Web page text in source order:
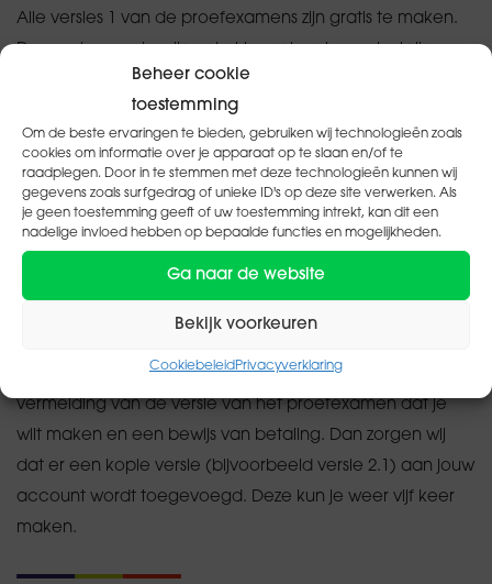
Beheer cookie
toestemming
Om de beste ervaringen te bieden, gebruiken wij technologieën zoals
cookies om informatie over je apparaat op te slaan en/of te
raadplegen. Door in te stemmen met deze technologieën kunnen wij
gegevens zoals surfgedrag of unieke ID's op deze site verwerken. Als
je geen toestemming geeft of uw toestemming intrekt, kan dit een
nadelige invloed hebben op bepaalde functies en mogelijkheden.
Ga naar de website
Bekijk voorkeuren
CookiebeleidPrivacyverklaring
Alle versies 1 van de proefexamens zijn gratis te maken.
Ik heb voor de tweede keer een betaalde versie
van het proefexamen gekocht. Maar ik zie deze
versie niet ertussen staan, klopt dat?
In de omgeving waar je de proefexamens maakt,
noteert het systeem de betreffende versie al in jouw
account. Het systeem is zo ingericht dat eenzelfde versie
niet nog een keer gekoppeld wordt.
Stuur een mail naarexamens@pharmacon.nl
vermelding van de versie van het proefexamen dat je
wilt maken en een bewijs van betaling. Dan zorgen wij
dat er een kopie versie (bijvoorbeeld versie 2.1) aan jouw
account wordt toegevoegd. Deze kun je weer vijf keer
maken.